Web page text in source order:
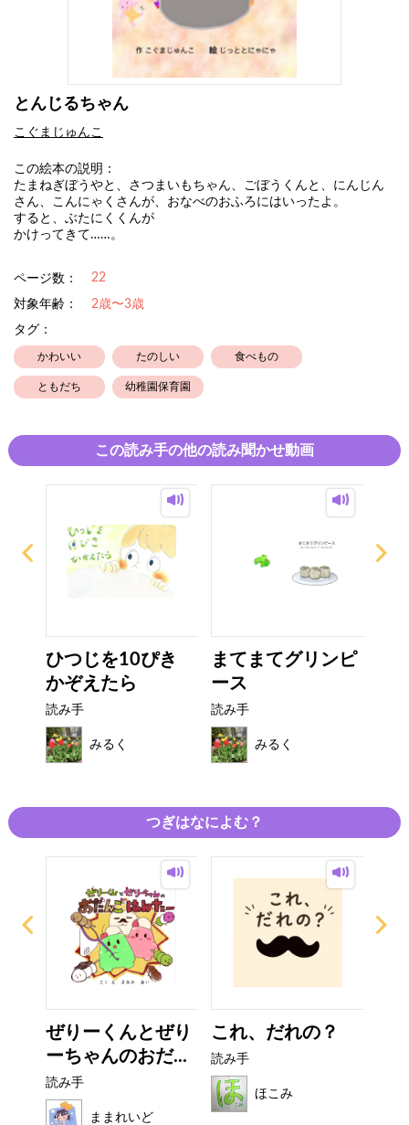
とんじるちゃん
こぐまじゅんこ
この絵本の説明：
たまねぎぼうやと、さつまいもちゃん、ごぼうくんと、にんじん
さん、こんにゃくさんが、おなべのおふろにはいったよ。
すると、ぶたにくくんが
かけってきて……。
ページ数： 22
対象年齢：
2歳〜3歳
タグ：
かわいい たのしい 食べもの
ともだち 幼稚園保育園
この読み手の他の読み聞かせ動画
ひつじを10ぴき
かぞえたら
読み手
みるく
まてまてグリンピ
ース
読み手
みるく
つぎはなによむ？
ぜりーくんとぜり
ーちゃんのおだ...
読み手
ままれいど
これ、だれの？
読み手
ほこみ